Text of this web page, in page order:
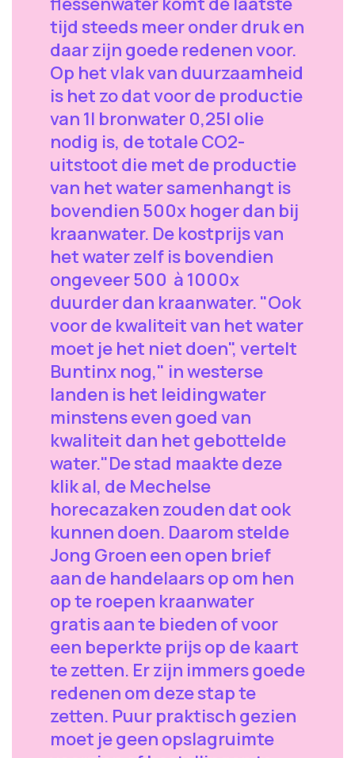
tijd steeds meer onder druk en
daar zijn goede redenen voor.
Op het vlak van duurzaamheid
is het zo dat voor de productie
van 1l bronwater 0,25l olie
nodig is, de totale CO2-
uitstoot die met de productie
van het water samenhangt is
bovendien 500x hoger dan bij
kraanwater. De kostprijs van
het water zelf is bovendien
ongeveer 500 à 1000x
duurder dan kraanwater. "Ook
voor de kwaliteit van het water
moet je het niet doen", vertelt
Buntinx nog," in westerse
landen is het leidingwater
minstens even goed van
kwaliteit dan het gebottelde
water."De stad maakte deze
klik al, de Mechelse
horecazaken zouden dat ook
kunnen doen. Daarom stelde
Jong Groen een open brief
aan de handelaars op om hen
op te roepen kraanwater
gratis aan te bieden of voor
een beperkte prijs op de kaart
te zetten. Er zijn immers goede
redenen om deze stap te
zetten. Puur praktisch gezien
moet je geen opslagruimte